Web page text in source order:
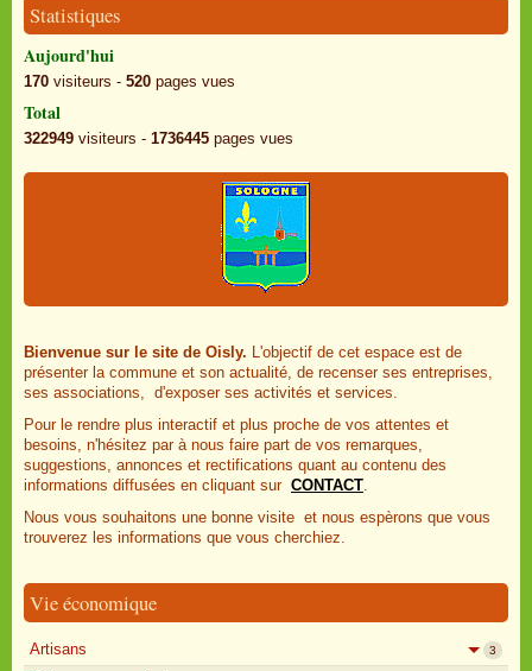
Statistiques
Aujourd'hui
170 visiteurs - 520 pages vues
Total
322949 visiteurs - 1736445 pages vues
Bienvenue sur le site de Oisly. L'objectif de cet espace est de
présenter la commune et son actualité, de recenser ses entreprises,
ses associations, d'exposer ses activités et services.
Pour le rendre plus interactif et plus proche de vos attentes et
besoins, n'hésitez par à nous faire part de vos remarques,
suggestions, annonces et rectifications quant au contenu des
informations diffusées en cliquant sur CONTACT.
Nous vous souhaitons une bonne visite et nous espèrons que vous
trouverez les informations que vous cherchiez.
Vie économique
Artisans 3